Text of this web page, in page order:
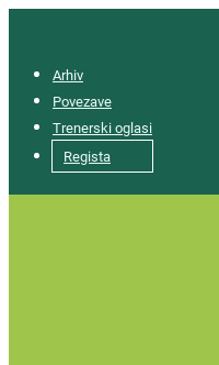
Arhiv
Povezave
Trenerski oglasi
Regista